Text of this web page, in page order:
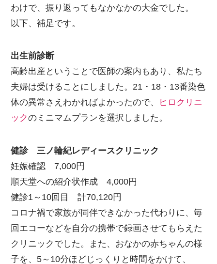
わけで、振り返ってもなかなかの大金でした。
以下、補足です。
出生前診断
高齢出産ということで医師の案内もあり、私たち
夫婦は受けることにしました。21・18・13番染色
体の異常さえわかればよかったので、
ヒロクリニ
ックのミニマムプランを選択しました。
健診 三ノ輪紀レディースクリニック
妊娠確認 7,000円
順天堂への紹介状作成 4,000円
健診1～10回目 計70,120円
コロナ禍で家族が同伴できなかった代わりに、毎
回エコーなどを自分の携帯で録画させてもらえた
クリニックでした。また、おなかの赤ちゃんの様
子を、5～10分ほどじっくりと時間をかけて、